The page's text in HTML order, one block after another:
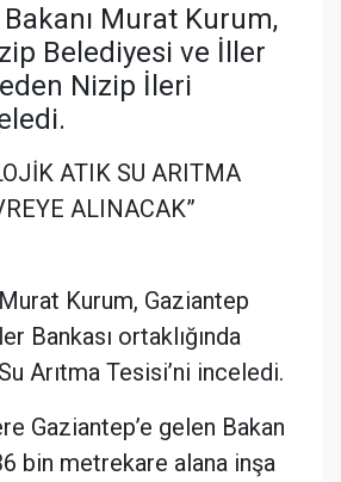
Murat Kurum,
Belediyesi ve İller
eden Nizip İleri
ATIK SU ARITMA
ALINACAK”
Kurum, Gaziantep
Bankası ortaklığında
Arıtma Tesisi’ni inceledi.
Gaziantep’e gelen Bakan
bin metrekare alana inşa